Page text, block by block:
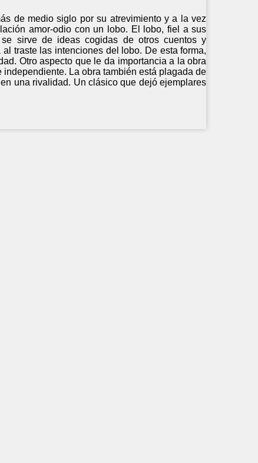
de medio siglo por su atrevimiento y a la vez
amor-odio con un lobo. El lobo, fiel a sus
sirve de ideas cogidas de otros cuentos y
traste las intenciones del lobo. De esta forma,
Otro aspecto que le da importancia a la obra
La obra también está plagada de
una rivalidad. Un clásico que dejó ejemplares